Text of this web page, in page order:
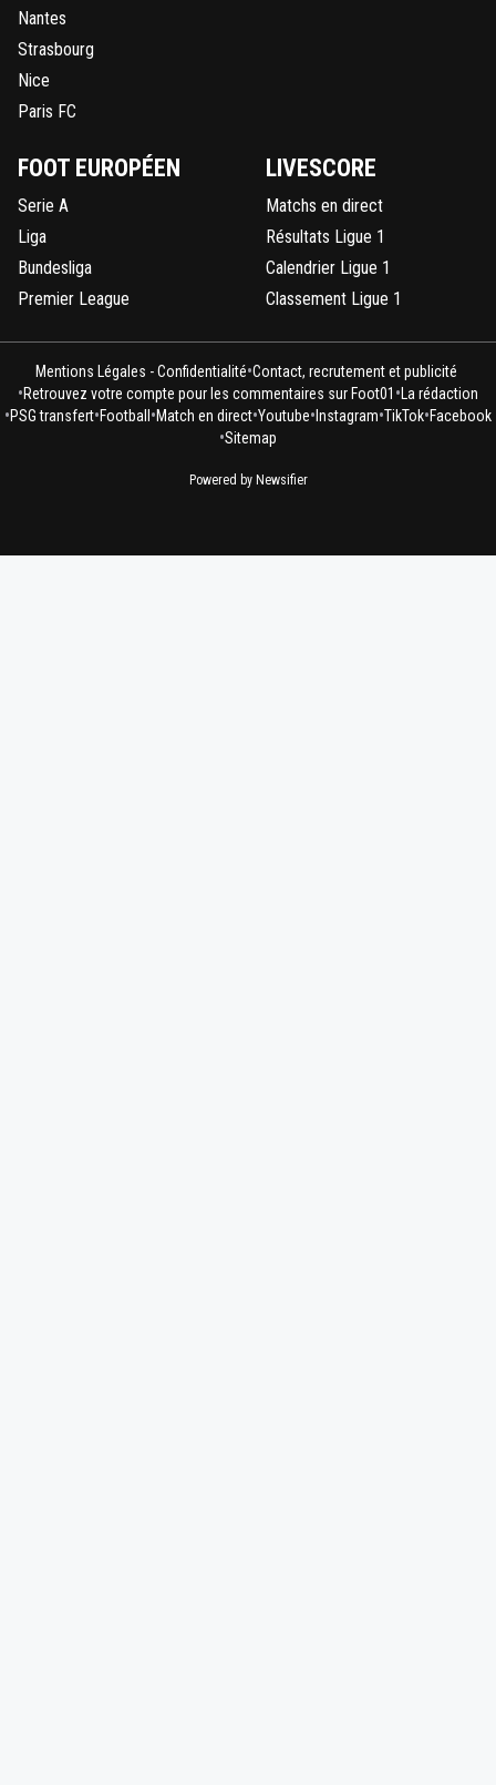
Nantes
Strasbourg
Nice
Paris FC
FOOT EUROPÉEN
Serie A
Liga
Bundesliga
Premier League
LIVESCORE
Matchs en direct
Résultats Ligue 1
Calendrier Ligue 1
Classement Ligue 1
Mentions Légales - Confidentialité•Contact, recrutement et publicité
•Retrouvez votre compte pour les commentaires sur Foot01 • La rédaction
•PSG transfert•Football •Match en direct•Youtube• Instagram•TikTok•Facebook
•Sitemap
Powered by Newsifier